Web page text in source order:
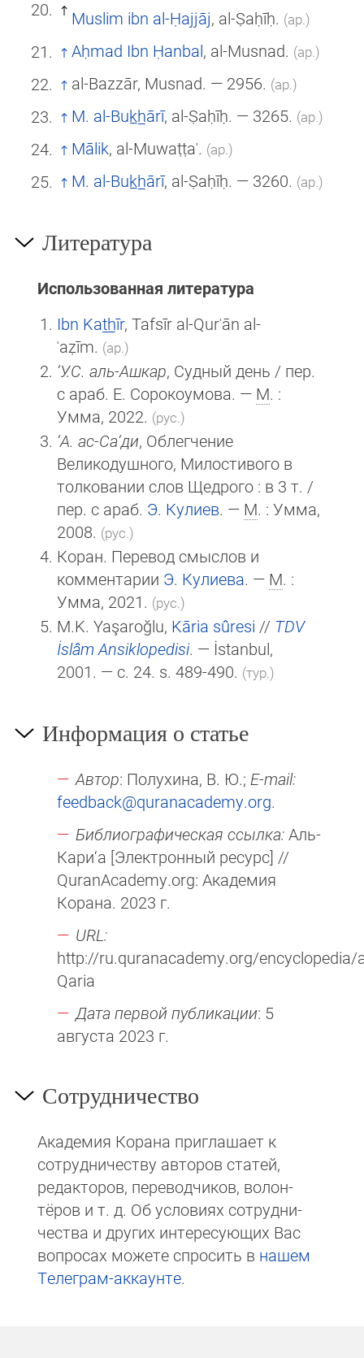
Muslim ibn al-Ḥajjāj, al-Ṣaḥīḥ. (ар.)
Aḥmad Ibn Ḥanbal, al-Musnad. (ар.)
al-Bazzār, Musnad. — 2956. (ар.)
M. al-Buk̲h̲ārī, al-Ṣaḥīḥ. — 3265. (ар.)
Mālik, al-Muwaṭṭaʾ. (ар.)
M. al-Buk̲h̲ārī, al-Ṣaḥīḥ. — 3260. (ар.)
Литература
Использованная литература
Ibn Kat̲h̲īr, Tafsīr al-Qurʾān al-
ʿaẓīm. (ар.)
‘У.С. аль-Ашкар, Судный день / пер.
с араб. Е. Сорокоумова. — М. :
Умма, 2022. (рус.)
‘А. ас-Са‘ди, Облегчение
Великодушного, Милостивого в
толковании слов Щедрого : в 3 т. /
пер. с араб. Э. Кулиев. — М. : Умма,
2008. (рус.)
Коран. Перевод смыслов и
комментарии Э. Кулиева. — М. :
Умма, 2021. (рус.)
M.K. Yaşaroğlu, Kāria sûresi // TDV
İslâm Ansiklopedisi. — İstanbul,
2001. — c. 24. s. 489-490. (тур.)
Информация о статье
Автор: Полухина, В. Ю.; E-mail:
feedback@quranacademy.org.
Библиографическая ссылка:Аль-
Кари‘а [Электронный ресурс] //
QuranAcademy.org: Академия
Корана. 2023 г.
URL:
http://ru.quranacademy.org/encyclopedia/
Qaria
Дата первой публикации: 5
августа 2023 г.
Сотрудничество
Академия Корана при­гла­ша­ет к
сотруд­ни­чест­ву авторов статей,
редакто­ров, пере­вод­чи­ков, волон­
тёров и т. д. Об ус­ло­виях сотрудни­
чест­ва и других интере­сую­щих Вас
вопросах мо­же­те спросить в на­шем
Те­ле­грам-ак­каунте.